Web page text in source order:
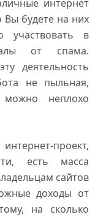
интернет
Вы будете на них
участвовать в
от спама.
деятельность
не пыльная,
неплохо
проект,
есть масса
сайтов
доходы от
на сколько